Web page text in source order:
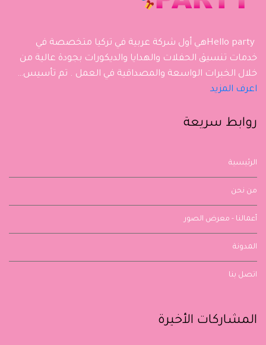
Hello partyهي أول شركة عربية في تركيا متخصصة في
خدمات تنسيق الحفلات والهدايا والديكورات بجودة عالية من
خلال الخبرات الواسعة والمصداقية في العمل . تم تأسيس…
اعرف المزيد
روابط سريعة
الرئيسية
من نحن
أعمالنا - معرض الصور
المدونة
اتصل بنا
المشاركات الأخيرة